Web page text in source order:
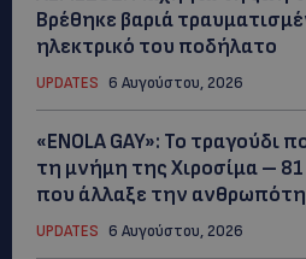
Βρέθηκε βαριά
ηλεκτρικό του ποδήλατο
UPDATES 6 Αυγούστου, 2026
«ENOLA GAY»: Το
τη μνήμη της Χιροσίμα –
που άλλαξε την
UPDATES 6 Αυγούστου, 2026